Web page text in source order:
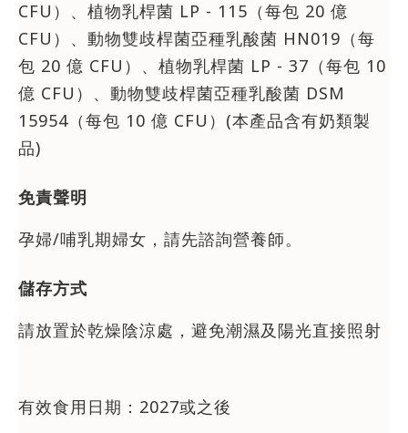
CFU）、植物乳桿菌 LP - 115（每包 20 億
CFU）、動物雙歧桿菌亞種乳酸菌 HN019（每
包 20 億 CFU）、植物乳桿菌 LP - 37（每包 10
億 CFU）、動物雙歧桿菌亞種乳酸菌 DSM
15954（每包 10 億 CFU）(本產品含有奶類製
品)
免責聲明
孕婦/哺乳期婦女，請先諮詢營養師。
儲存方式
請放置於乾燥陰涼處，避免潮濕及陽光直接照射
有效食用日期：2027或之後